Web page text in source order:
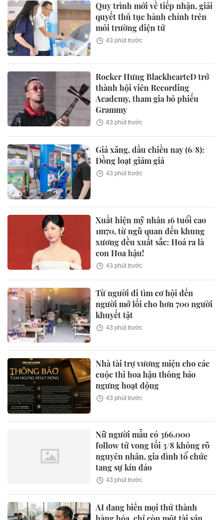
Quy trình mới về tiếp nhận, giải
quyết thủ tục hành chính trên
môi trường điện tử
43 phút trước
Rocker Hưng BlackhearteD trở
thành hội viên Recording
Academy, tham gia bỏ phiếu
Grammy
43 phút trước
Giá xăng, dầu chiều nay (6/8):
Đồng loạt giảm giá
43 phút trước
Xuất hiện mỹ nhân 16 tuổi cao
1m70, từ ngũ quan đến khung
xương đều xuất sắc: Hoá ra là
con Hoa hậu!
43 phút trước
Từ người đi tìm cơ hội đến
người mở lối cho hơn 700 người
khuyết tật
43 phút trước
Nhà tài trợ vương miện cho các
cuộc thi hoa hậu thông báo
ngưng hoạt động
43 phút trước
Nữ người mẫu có 366.000
follow tử vong tối 3/8 không rõ
nguyên nhân, gia đình tổ chức
tang sự kín đáo
43 phút trước
AI đang biến mọi thứ thành